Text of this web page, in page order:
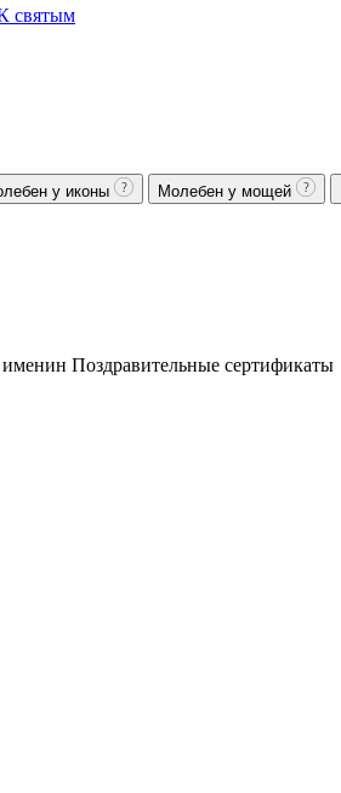
святым
у иконы Молебен у мощей
именин Поздравительные сертификаты